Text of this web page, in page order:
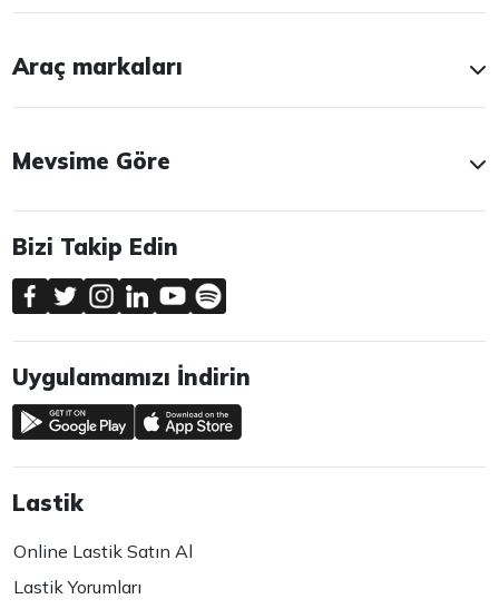
Araç markaları
Mevsime Göre
Bizi Takip Edin
Uygulamamızı İndirin
Lastik
Online Lastik Satın Al
Lastik Yorumları